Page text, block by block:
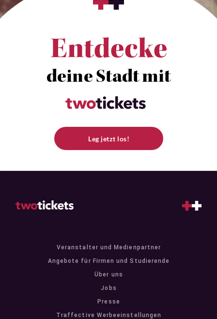
Entdecke
deine Stadt mit
Leg jetzt los!
Veranstalter und Medienpartner
Angebote für Firmen und Studierende
Über uns
Jobs
Presse
Traffective Werbeeinstellungen